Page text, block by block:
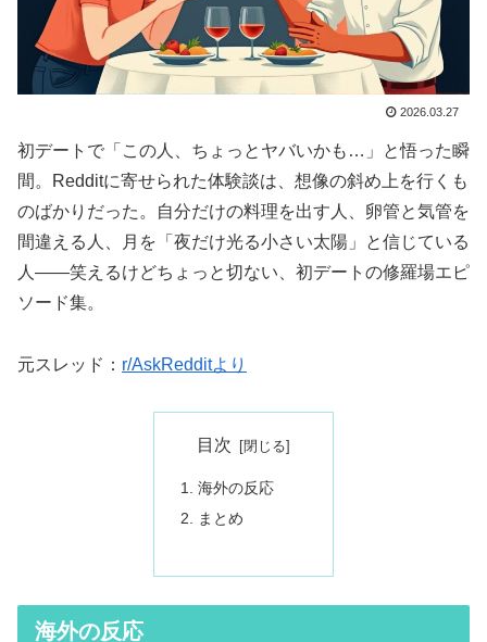
2026.03.27
初デートで「この人、ちょっとヤバいかも…」と悟った瞬
間。Redditに寄せられた体験談は、想像の斜め上を行くも
のばかりだった。自分だけの料理を出す人、卵管と気管を
間違える人、月を「夜だけ光る小さい太陽」と信じている
人――笑えるけどちょっと切ない、初デートの修羅場エピ
ソード集。
元スレッド： r/AskRedditより
目次
海外の反応
まとめ
海外の反応